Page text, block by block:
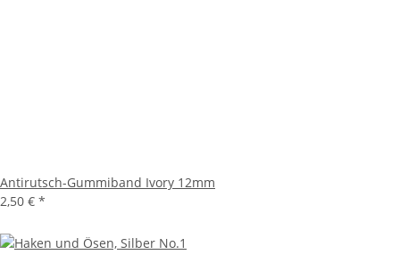
Antirutsch-Gummiband Ivory 12mm
2,50 € *